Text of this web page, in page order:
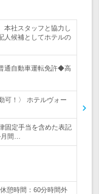
本社スタッフと協力し
人候補としてホテルの
通自動車運転免許◆高
可！〉 ホテルヴォー
固定手当を含めた表記
間…
憩時間：60分時間外